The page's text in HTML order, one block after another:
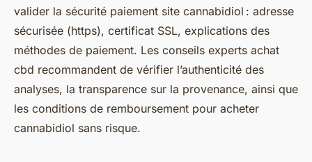
valider la sécurité paiement site cannabidiol : adresse
sécurisée (https), certificat SSL, explications des
méthodes de paiement. Les conseils experts achat
cbd recommandent de vérifier l’authenticité des
analyses, la transparence sur la provenance, ainsi que
les conditions de remboursement pour acheter
cannabidiol sans risque.